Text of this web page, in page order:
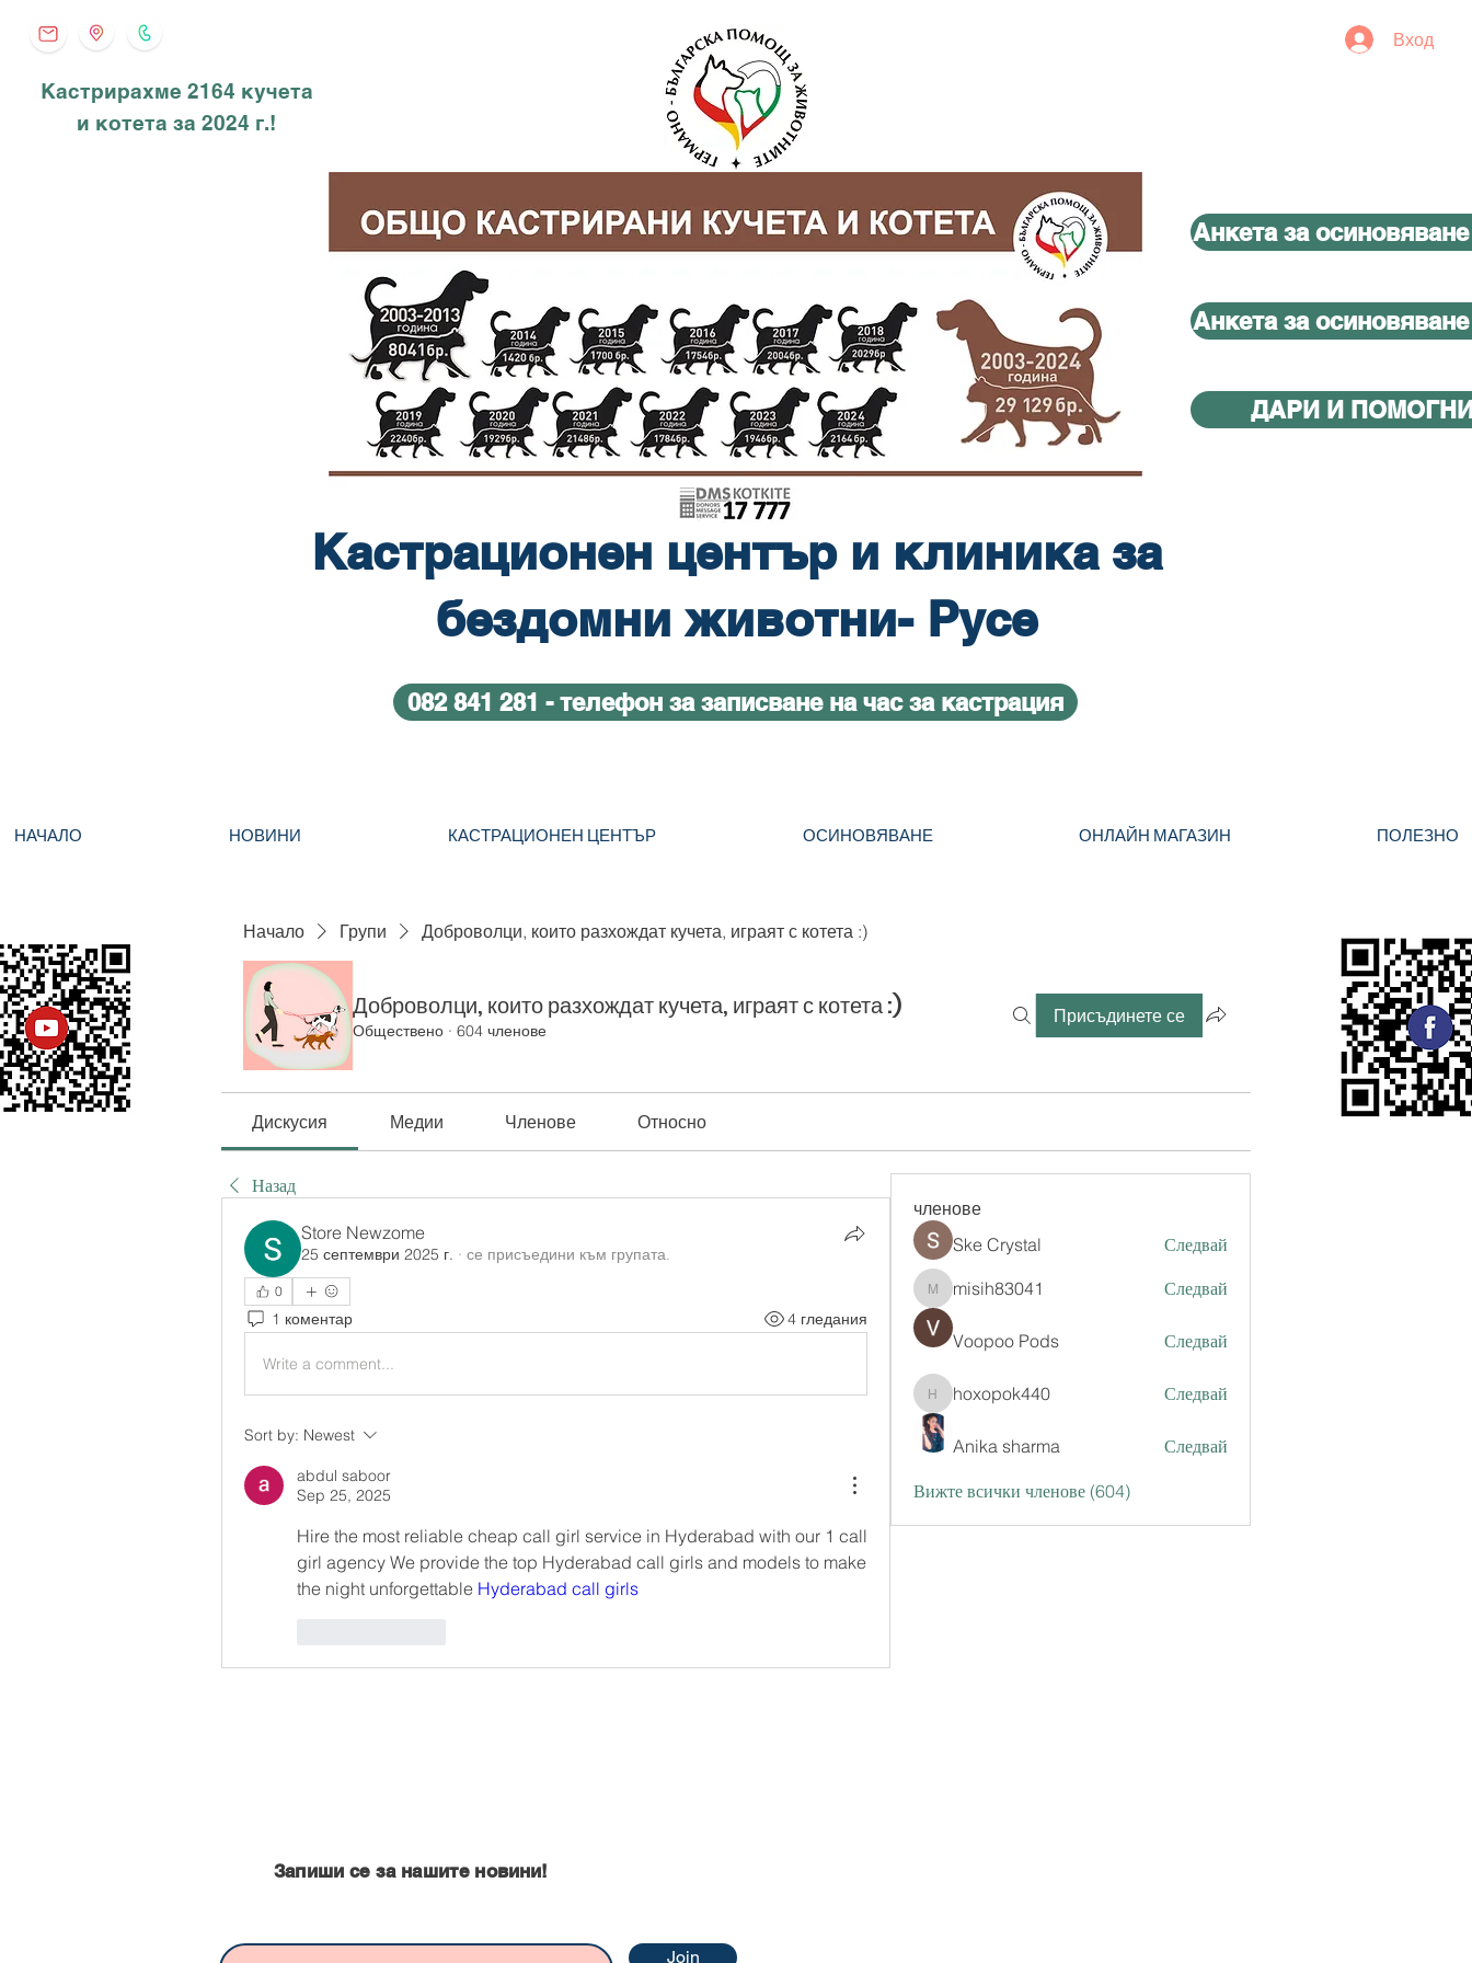
Кастрирахме 2164 кучета
и котета за 2024 г.!
Вход
Анкета за
Анкета за
ДАРИ И
Кастрационен център и клиника за
бездомни животни- Русе
082 841 281 - телефон за записване на час за кастрация
НАЧАЛО НОВИНИ КАСТРАЦИОНЕН ЦЕНТЪР ОСИНОВЯВАНЕ ОНЛАЙН МАГАЗИН ПОЛЕЗНО
Начало Групи Доброволци, които разхождат кучета, играят с котета :)
Доброволци, които разхождат кучета, играят с котета :)
Обществено · 604 членове
Присъдинете се
Дискусия Медии Членове Относно
Назад
Store Newzome
25 септември 2025 г. · се присъедини към групата.
0
1 коментар 4 гледания
Write a comment...
Sort by: Newest
abdul saboor
Sep 25, 2025
Hire the most reliable cheap call girl service in Hyderabad with our 1 call
girl agency We provide the top Hyderabad call girls and models to make
the night unforgettable Hyderabad call girls
членове
Ske Crystal Следвай
misih83041
misih83041 Следвай
Voopoo Pods Следвай
hoxopok440
hoxopok440 Следвай
Anika sharma Следвай
Вижте всички членове (604)
Join
Запиши се за нашите новини!